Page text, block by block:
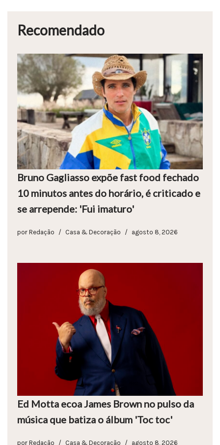
Recomendado
Bruno Gagliasso expõe fast food fechado
10 minutos antes do horário, é criticado e
se arrepende: 'Fui imaturo'
por Redação Casa & Decoração agosto 8, 2026
Ed Motta ecoa James Brown no pulso da
música que batiza o álbum 'Toc toc'
por Redação Casa & Decoração agosto 8, 2026